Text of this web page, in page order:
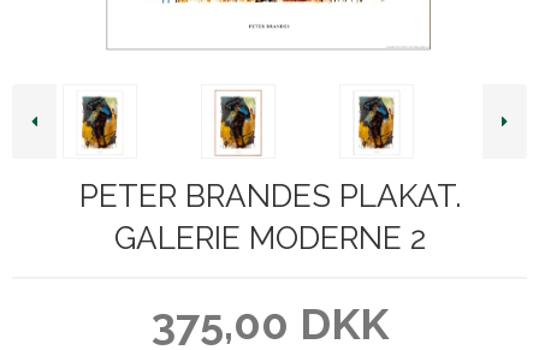
PETER BRANDES PLAKAT.
GALERIE MODERNE 2
375,00 DKK